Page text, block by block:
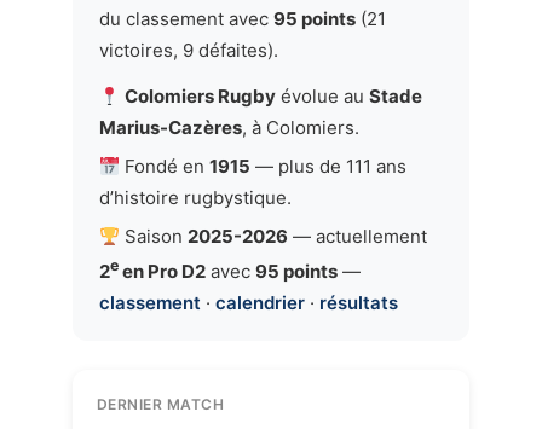
du classement avec 95 points(21
victoires, 9 défaites).
Colomiers Rugbyévolue au Stade
Marius-Cazères, à Colomiers.
Fondé en 1915 — plus de 111 ans
d’histoire rugbystique.
Saison 2025-2026 — actuellement
2een Pro D2avec 95 points—
classement· calendrier· résultats
DERNIER MATCH